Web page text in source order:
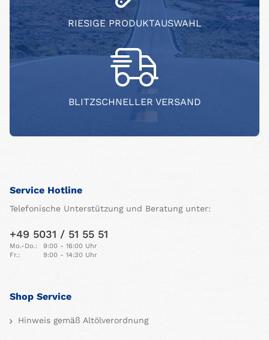
RIESIGE PRODUKTAUSWAHL
BLITZSCHNELLER VERSAND
Service Hotline
Telefonische Unterstützung und Beratung unter:
+49 5031 / 51 55 51
Mo.-Do.:
9:00 - 16:00 Uhr
Fr.:
9:00 - 14:30 Uhr
Shop Service
Hinweis gemäß Altölverordnung